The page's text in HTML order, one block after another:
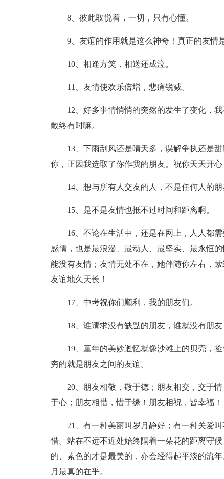
8、彼此取悦着，一切，只有心懂。
9、友谊的作用就是这么神奇！真正的友情
10、相逢方笑，相送还成泣。
11、友情使欢乐倍增，悲痛锐减。
12、好多事情悄悄的突然的发生了变化，
散终有时嘛。
13、下雨刮风还是晴天多，误解争执还是
你，正因我选取了你作我的朋友。祝你天天开心
14、想与所有人交友的人，不是任何人的朋
15、是不是友情也抵不过时间和距离啊。
16、不论在生活中，还是在网上，人人都
感情，也是最浪漫、最动人、最坚实、最永恒
能没有友情；友情无处不在，她伴随你左右，
友谊地久天长！
17、中考祝你们顺利，我的朋友们。
18、谁请求没有缺點的朋友，谁就没有朋
19、童年的美妙迴忆就像沙滩上的贝壳，
穷的就是朋友之间的友谊。
20、朋友相敬，敬于德；朋友相交，交于
于心；朋友相惜，惜于缘！朋友相祝，皆幸福！
21、有一种美丽叫岁月静好；有一种关爱
惜。站在不远不近处始终隔着一朵花的距离守
的、素色的才是最美的，亦会经得起平淡的流
月最真的在乎。